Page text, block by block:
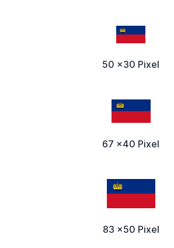
50 x30 Pixel
67 x40 Pixel
83 x50 Pixel